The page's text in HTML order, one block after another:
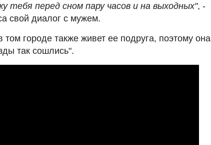
тебя перед сном пару часов и на выходных", -
свой диалог с мужем.
том городе также живет ее подруга, поэтому она
так сошлись".